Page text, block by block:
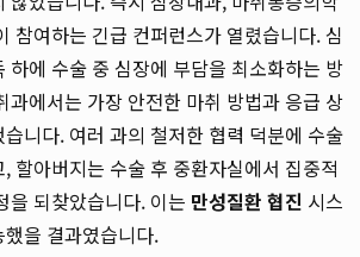
참여하는 긴급 컨퍼런스가 열렸습니다. 심
하에 수술 중 심장에 부담을 최소화하는 방
과에서는 가장 안전한 마취 방법과 응급 상
니다. 여러 과의 철저한 협력 덕분에 수술
할아버지는 수술 후 중환자실에서 집중적
을 되찾았습니다. 이는 만성질환 협진 시스
을 결과였습니다.